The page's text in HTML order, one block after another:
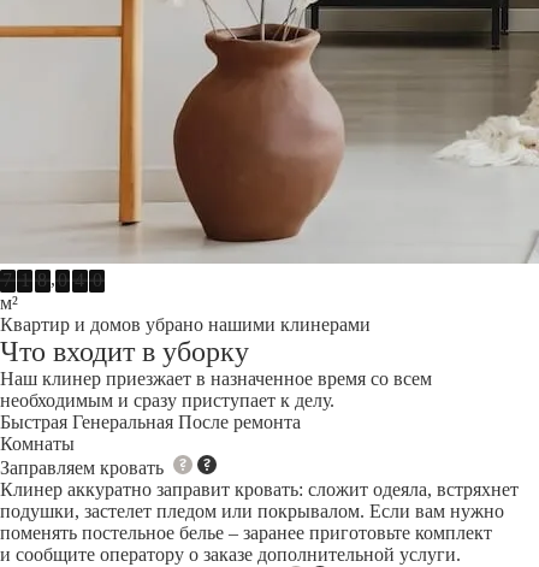
7 1 8,0 4 0
м²
Квартир и домов убрано нашими клинерами
Что входит в уборку
Наш клинер приезжает в назначенное время со всем
необходимым и сразу приступает к делу.
Быстрая Генеральная После ремонта
Комнаты
Заправляем кровать
Клинер аккуратно заправит кровать: сложит одеяла, встряхнет
подушки, застелет пледом или покрывалом. Если вам нужно
поменять постельное белье – заранее приготовьте комплект
и сообщите оператору о заказе дополнительной услуги.